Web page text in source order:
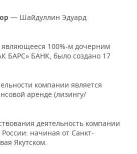
ПФО
— Шайдуллин Эдуард
100%-м дочерним
БАРС» БАНК, было создано 17
компании является
аренде (лизингу/
деятельность компании
начиная от Санкт-
Якутском.